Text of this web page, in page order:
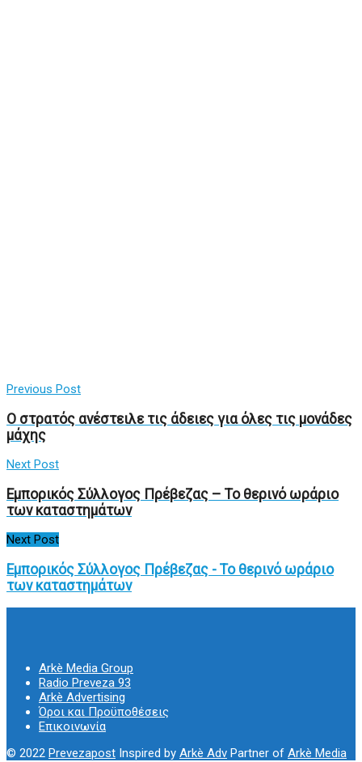
Previous Post
Ο στρατός ανέστειλε τις άδειες για όλες τις μονάδες
μάχης
Next Post
Εμπορικός Σύλλογος Πρέβεζας – Το θερινό ωράριο
των καταστημάτων
Next Post
Εμπορικός Σύλλογος Πρέβεζας - Το θερινό ωράριο
των καταστημάτων
Arkè Media Group
Radio Preveza 93
Arkè Advertising
Όροι και Προϋποθέσεις
Επικοινωνία
© 2022 Prevezapost Inspired by Arkè Adv Partner of Arkè Media